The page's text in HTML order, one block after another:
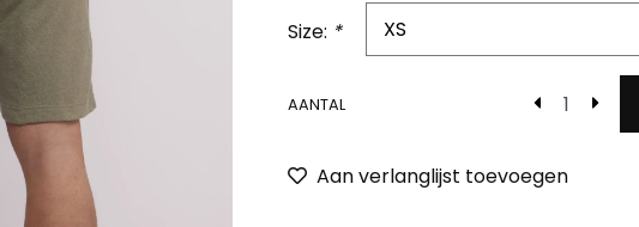
Size: *
AANTAL
Aan verlanglijst toevoegen